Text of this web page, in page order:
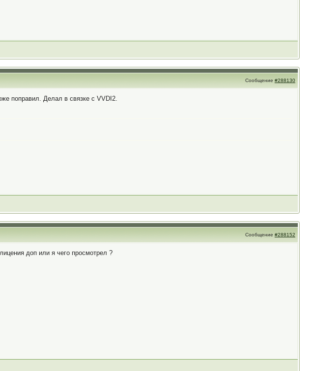
Сообщение #288130
поправил. Делал в связке с VVDI2.
Сообщение #288152
доп или я чего просмотрел ?